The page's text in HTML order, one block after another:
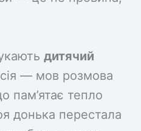
дитячий
— мов розмова
пам’ятає тепло
донька перестала